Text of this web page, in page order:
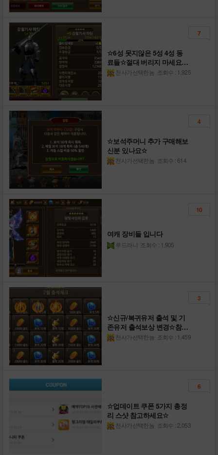
☆6성 못지않은 5성 4성 동
료들☆절대 버리지 마세요~
~/ 천사가선택한놈 조회수 : 1,925
7
☆보석주머니 추가 구매해보
신분 있나요☆
천사가선택한놈 조회수 : 614
4
여캐 장비들 입니다
루드라니 조회수 : 1,905
10
☆신규/복귀유저 출석 및 기
존유저 출석보상 변경☆참고
하세요천사가선택한놈 조회수 : 1,459
3
☆업데이트 쿠폰 5가지 총정
리 스샷 참고하세요☆
천사가선택한놈 조회수 : 2,053
6